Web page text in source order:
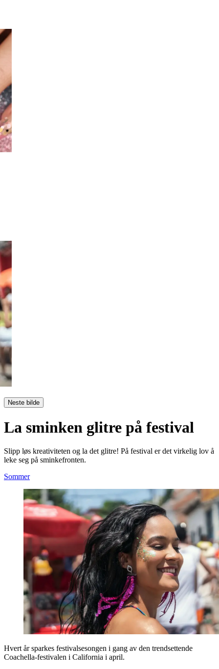
Neste bilde
La sminken glitre på festival
Slipp løs kreativiteten og la det glitre! På festival er det virkelig lov å
leke seg på sminkefronten.
Sommer
Hvert år sparkes festivalsesongen i gang av den trendsettende
Coachella-festivalen i California i april.